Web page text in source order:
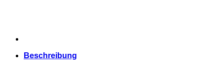
II
Beschreibung